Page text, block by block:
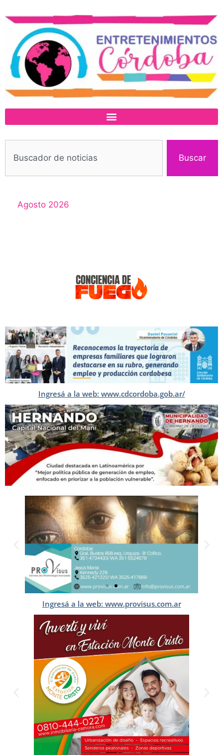
Buscar
Agosto 2026
Ingresá a la web: www.cdcordoba.gob.ar/
Ingresá a la web: www.provisus.com.ar